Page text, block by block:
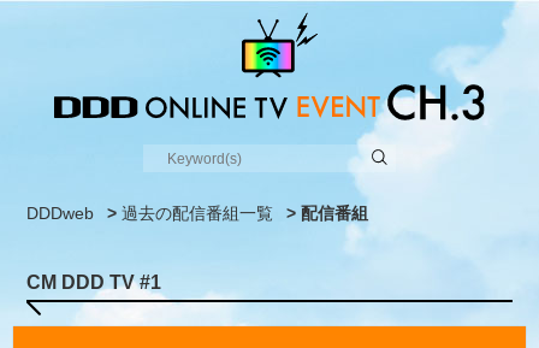
DDDweb >過去の配信番組一覧 > 配信番組
CM DDD TV #1